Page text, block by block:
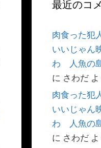
最近のコ
肉食った犯
いいじゃん
わ 人魚の
に さわだ よ
肉食った犯
いいじゃん
わ 人魚の
に さわだ よ